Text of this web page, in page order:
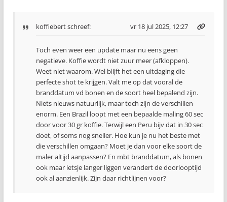
koffiebertschreef: vr 18 jul 2025, 12:27
Toch even weer een update maar nu eens geen
negatieve. Koffie wordt niet zuur meer (afkloppen).
Weet niet waarom. Wel blijft het een uitdaging die
perfecte shot te krijgen. Valt me op dat vooral de
branddatum vd bonen en de soort heel bepalend zijn.
Niets nieuws natuurlijk, maar toch zijn de verschillen
enorm. Een Brazil loopt met een bepaalde maling 60 sec
door voor 30 gr koffie. Terwijl een Peru bijv dat in 30 sec
doet, of soms nog sneller. Hoe kun je nu het beste met
die verschillen omgaan? Moet je dan voor elke soort de
maler altijd aanpassen? En mbt branddatum, als bonen
ook maar ietsje langer liggen verandert de doorlooptijd
ook al aanzienlijk. Zijn daar richtlijnen voor?